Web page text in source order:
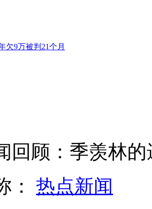
欠9万被判21个月
"狂风中不倒走红微博
顾：季羡林的
： 热点新闻